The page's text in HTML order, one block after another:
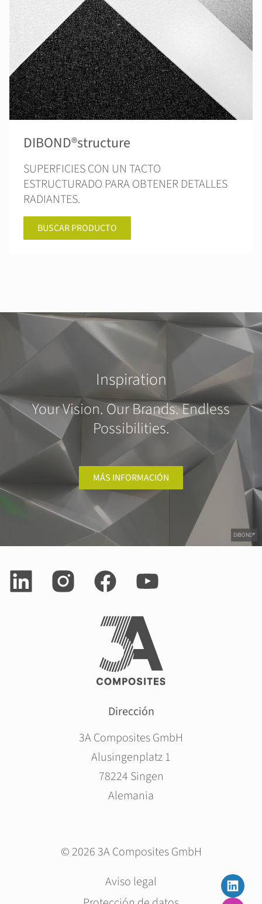
DIBOND®structure
SUPERFICIES CON UN TACTO
ESTRUCTURADO PARA OBTENER DETALLES
RADIANTES.
BUSCAR PRODUCTO
DIBOND®
Inspiration
Your Vision. Our Brands. Endless
Possibilities.
MÁS INFORMACIÓN
Dirección
3A Composites GmbH
Alusingenplatz 1
78224 Singen
Alemania
© 2026 3A Composites GmbH
Aviso legal